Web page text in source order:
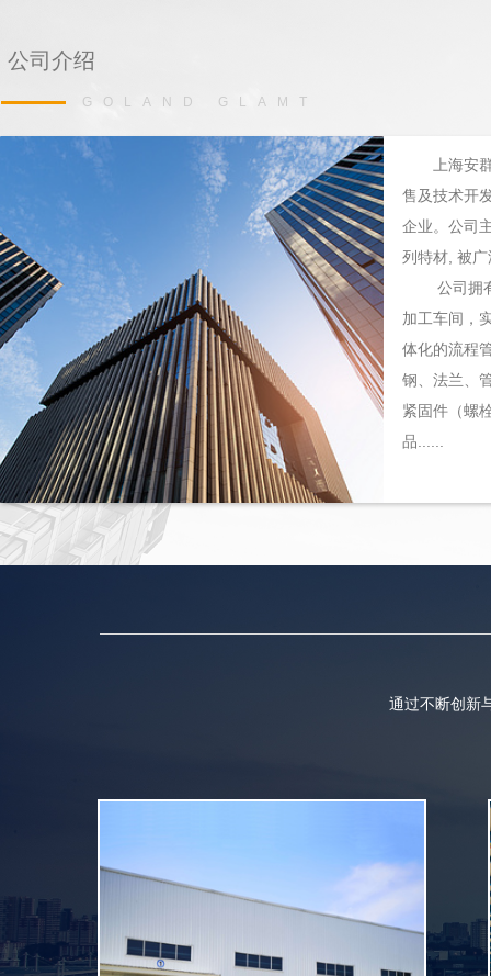
通过不断创新
上海安
售及技术开
企业。公司
列特材, 被
公司拥有
加工车间，
体化的流程
钢、法兰、
紧固件（螺
品......
公司介绍
GOLAND GLAMT